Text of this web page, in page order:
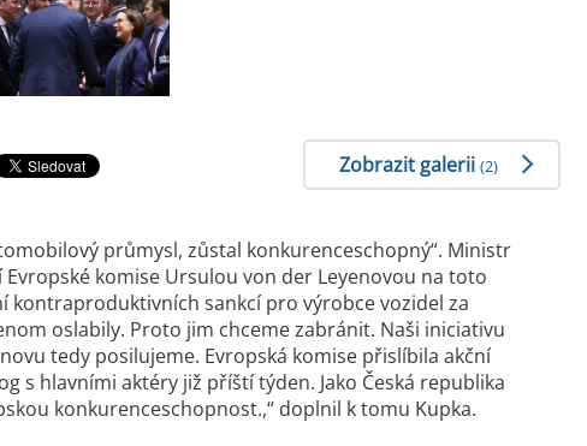
Zobrazit galerii (2)
průmysl, zůstal konkurenceschopný“. Ministr
komise Ursulou von der Leyenovou na toto
sankcí pro výrobce vozidel za
oslabily. Proto jim chceme zabránit. Naši iniciativu
tedy posilujeme. Evropská komise přislíbila akční
hlavními aktéry již příští týden. Jako Česká republika
konkurenceschopnost.,“ doplnil k tomu Kupka.